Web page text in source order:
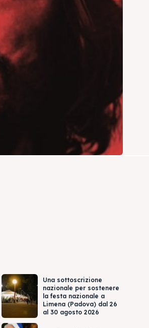
Una sottoscrizione
nazionale per sostenere
la festa nazionale a
Limena (Padova) dal 26
al 30 agosto 2026